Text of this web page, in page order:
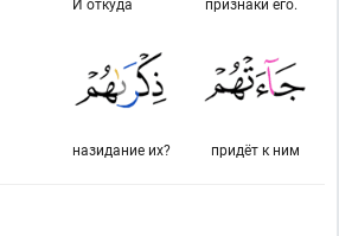
придёт к ним
назидание их?